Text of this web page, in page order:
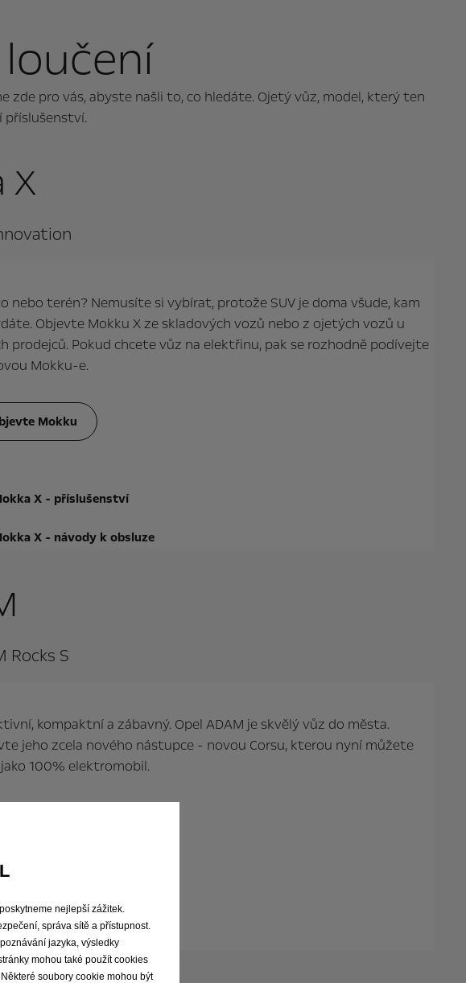
zde pro vás, abyste našli to, co hledáte. Ojetý vůz, model, který ten
příslušenství.
X
nebo terén? Nemusíte si vybírat, protože SUV je doma všude, kam
Objevte Mokku X ze skladových vozů nebo z ojetých vozů u
prodejců. Pokud chcete vůz na elektřinu, pak se rozhodně podívejte
Mokku-e.
Mokku
X - příslušenství
X - návody k obsluze
Rocks S
kompaktní a zábavný. Opel ADAM je skvělý vůz do města.
jeho zcela nového nástupce - novou Corsu, kterou nyní můžete
100% elektromobil.
- návody k obsluze
nejlepší zážitek.
správa sítě a přístupnost.
jazyka, výsledky
mohou také použít cookies
soubory cookie mohou být